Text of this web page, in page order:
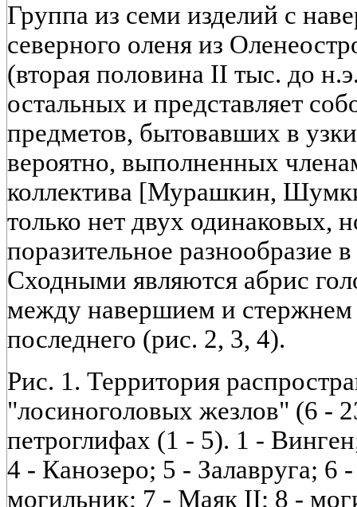
Группа из семи изделий с
северного оленя из
(вторая половина II тыс. до
остальных и представляет
предметов, бытовавших в
вероятно, выполненных
коллектива [Мурашкин,
только нет двух одинаковых,
поразительное разнообразие
Сходными являются абрис
между навершием и стержнем
последнего (рис. 2, 3, 4).
Рис. 1. Территория
"лосиноголовых жезлов" (6 -
петроглифах (1 - 5). 1 -
4 - Канозеро; 5 - Залавруга; 6
могильник; 7 - Маяк II; 8 -